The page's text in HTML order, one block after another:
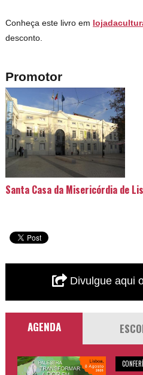
Conheça este livro em
desconto.
Promotor
Santa Casa da Misericórdia de
Divulgue aqui
AGENDA